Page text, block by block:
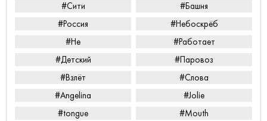
#Сити
#Башня
#Россия
#Небоскрёб
#Не
#Работает
#Детский
#Паровоз
#Взлёт
#Слова
#Angelina
#Jolie
#tongue
#Mouth